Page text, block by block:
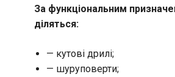
За функціональним
діляться:
— кутові дрилі;
— шуруповерти;